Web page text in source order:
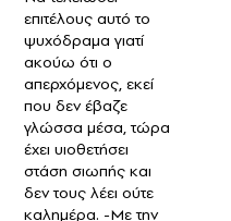
επιτέλους αυτό το
ψυχόδραμα γιατί
ακούω ότι ο
απερχόμενος, εκεί
που δεν έβαζε
γλώσσα μέσα, τώρα
έχει υιοθετήσει
στάση σιωπής και
δεν τους λέει ούτε
καλημέρα. -Με την